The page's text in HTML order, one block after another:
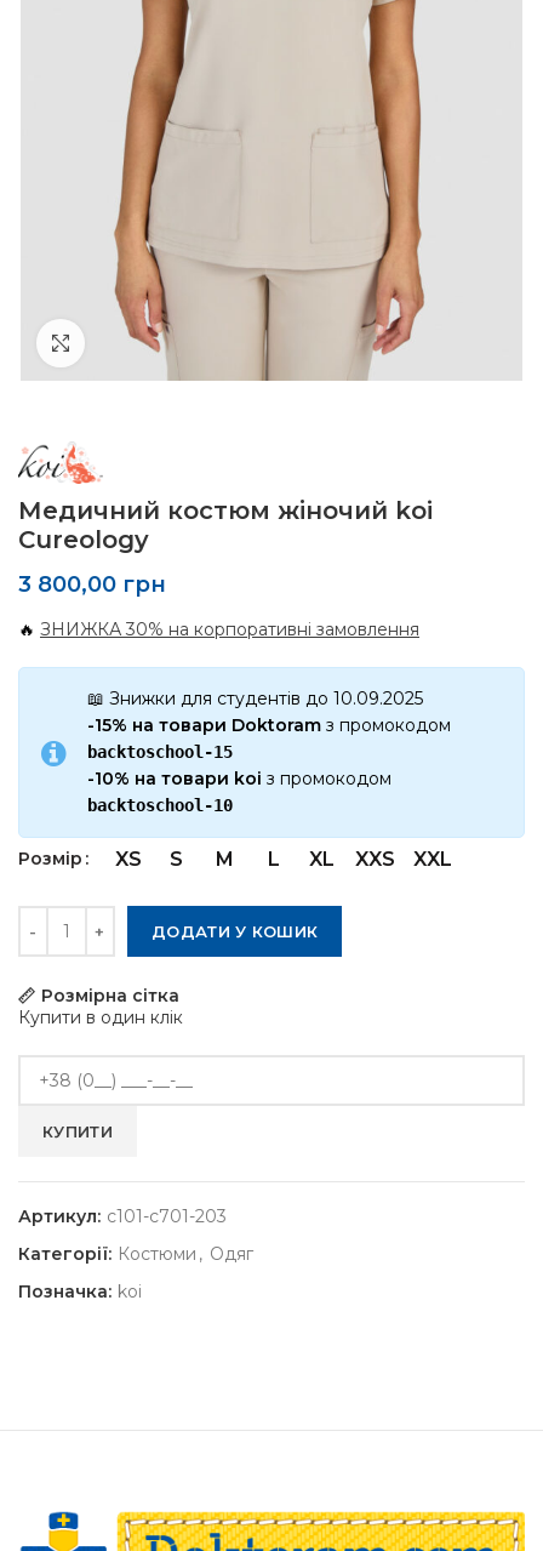
Click to enlarge
Медичний костюм жіночий koi
Cureology
3 800,00 грн
🔥 ЗНИЖКА 30% на корпоративні замовлення
📖 Знижки для студентів до 10.09.2025
-15% на товари Doktoram з промокодом
backtoschool-15
-10% на товари koi з промокодом
backtoschool-10
Розмір XS S M L XL XXS XXL
ДОДАТИ У КОШИК
Розмірна сітка
Купити в один клік
Артикул: c101-c701-203
Категорії: Костюми , Одяг
Позначка: koi